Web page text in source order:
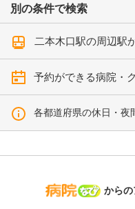
別の条件で検索
二本木口駅の周辺駅
予約ができる病院・
各都道府県の休日・夜
病院な
からの